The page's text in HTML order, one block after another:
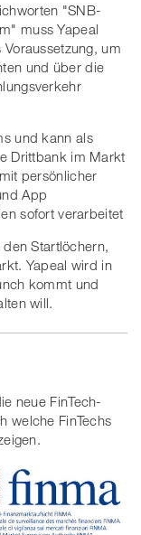
"SNB-
muss Yapeal
um
und über die
und kann als
Drittbank im Markt
persönlicher
App
sofort verarbeitet
Startlöchern,
Yapeal wird in
kommt und
will.
neue FinTech-
welche FinTechs